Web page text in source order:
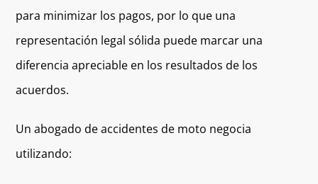
para minimizar los pagos, por lo que una
representación legal sólida puede marcar una
diferencia apreciable en los resultados de los
acuerdos.
Un abogado de accidentes de moto negocia
utilizando: